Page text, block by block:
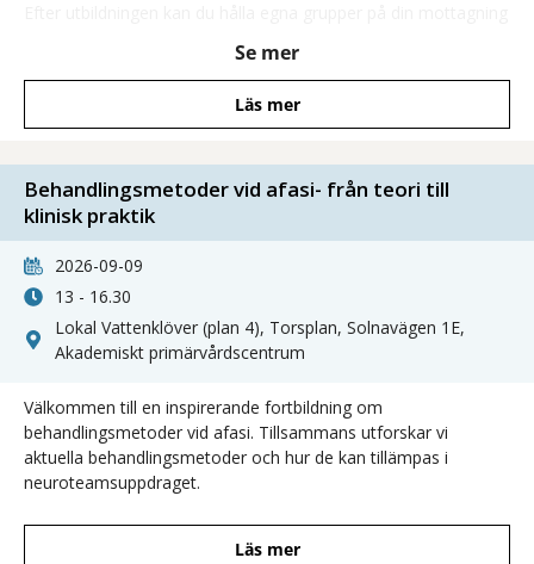
Se mer
Läs mer
Behandlingsmetoder vid afasi- från teori till
klinisk praktik
2026-09-09
13 - 16.30
Lokal Vattenklöver (plan 4), Torsplan, Solnavägen 1E,
Akademiskt primärvårdscentrum
Välkommen till en inspirerande fortbildning om
behandlingsmetoder vid afasi. Tillsammans utforskar vi
aktuella behandlingsmetoder och hur de kan tillämpas i
neuroteamsuppdraget.
Läs mer